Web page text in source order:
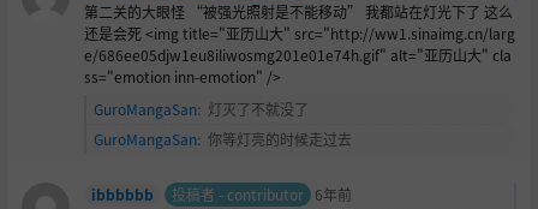
第二关的大眼怪 “被强光照射是不能移动” 我都站在灯光下了 这么
还是会死 <img title="亚历山大" src="http://ww1.sinaimg.cn/larg
e/686ee05djw1eu8iliwosmg201e01e74h.gif" alt="亚历山大" cla
ss="emotion inn-emotion" />
GuroMangaSan: 灯灭了不就没了
GuroMangaSan: 你等灯亮的时候走过去
ibbbbbb 投稿者 - contributor 6年前